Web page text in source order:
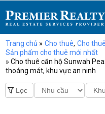
Trang chủ » Cho thuê, Cho
Sản phẩm cho thuê mới nhất
» Cho thuê căn hộ Sunwah
thoáng mát, khu vực an ninh